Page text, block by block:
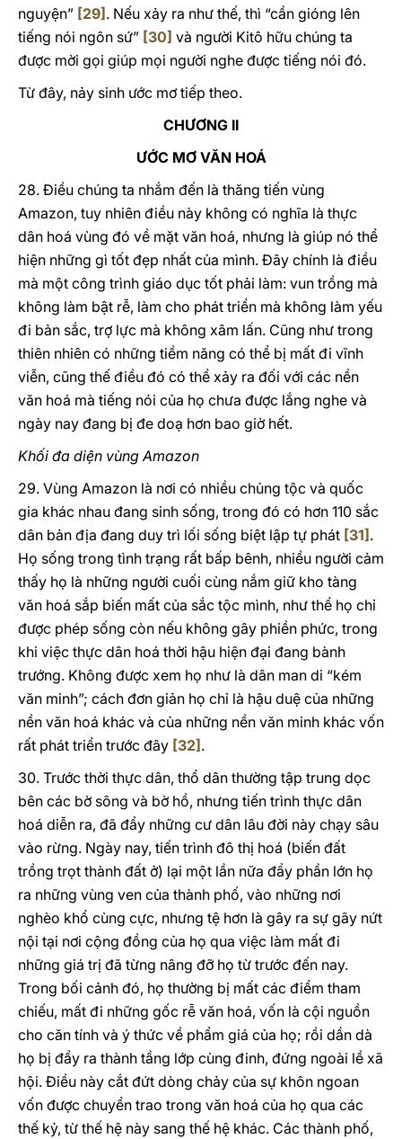
nguyện” [29] . Nếu xảy ra như thế, thì “cần gióng lên
tiếng nói ngôn sứ” [30] và người Kitô hữu chúng ta
được mời gọi giúp mọi người nghe được tiếng nói đó.
Từ đây, nảy sinh ước mơ tiếp theo.
CHƯƠNG II
ƯỚC MƠ VĂN HOÁ
28. Điều chúng ta nhắm đến là thăng tiến vùng
Amazon, tuy nhiên điều này không có nghĩa là thực
dân hoá vùng đó về mặt văn hoá, nhưng là giúp nó thể
hiện những gì tốt đẹp nhất của mình. Đây chính là điều
mà một công trình giáo dục tốt phải làm: vun trồng mà
không làm bật rễ, làm cho phát triển mà không làm yếu
đi bản sắc, trợ lực mà không xâm lấn. Cũng như trong
thiên nhiên có những tiềm năng có thể bị mất đi vĩnh
viễn, cũng thế điều đó có thể xảy ra đối với các nền
văn hoá mà tiếng nói của họ chưa được lắng nghe và
ngày nay đang bị đe doạ hơn bao giờ hết.
Khối đa diện vùng Amazon
29. Vùng Amazon là nơi có nhiều chủng tộc và quốc
gia khác nhau đang sinh sống, trong đó có hơn 110 sắc
dân bản địa đang duy trì lối sống biệt lập tự phát [31] .
Họ sống trong tình trạng rất bấp bênh, nhiều người cảm
thấy họ là những người cuối cùng nắm giữ kho tàng
văn hoá sắp biến mất của sắc tộc mình, như thể họ chỉ
được phép sống còn nếu không gây phiền phức, trong
khi việc thực dân hoá thời hậu hiện đại đang bành
trướng. Không được xem họ như là dân man di “kém
văn minh”; cách đơn giản họ chỉ là hậu duệ của những
nền văn hoá khác và của những nền văn minh khác vốn
rất phát triển trước đây [32] .
30. Trước thời thực dân, thổ dân thường tập trung dọc
bên các bờ sông và bờ hồ, nhưng tiến trình thực dân
hoá diễn ra, đã đẩy những cư dân lâu đời này chạy sâu
vào rừng. Ngày nay, tiến trình đô thị hoá (biến đất
trồng trọt thành đất ở) lại một lần nữa đẩy phần lớn họ
ra những vùng ven của thành phố, vào những nơi
nghèo khổ cùng cực, nhưng tệ hơn là gây ra sự gãy nứt
nội tại nơi cộng đồng của họ qua việc làm mất đi
những giá trị đã từng nâng đỡ họ từ trước đến nay.
Trong bối cảnh đó, họ thường bị mất các điểm tham
chiếu, mất đi những gốc rễ văn hoá, vốn là cội nguồn
cho căn tính và ý thức về phẩm giá của họ; rồi dần dà
họ bị đẩy ra thành tầng lớp cùng đinh, đứng ngoài lề xã
hội. Điều này cắt đứt dòng chảy của sự khôn ngoan
vốn được chuyển trao trong văn hoá của họ qua các
thế kỷ, từ thế hệ này sang thế hệ khác. Các thành phố,